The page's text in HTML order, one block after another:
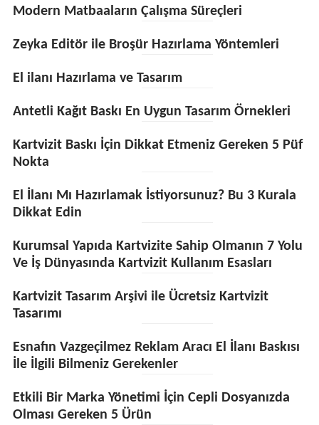
Modern Matbaaların Çalışma Süreçleri
Zeyka Editör ile Broşür Hazırlama Yöntemleri
El ilanı Hazırlama ve Tasarım
Antetli Kağıt Baskı En Uygun Tasarım Örnekleri
Kartvizit Baskı İçin Dikkat Etmeniz Gereken 5 Püf
Nokta
El İlanı Mı Hazırlamak İstiyorsunuz? Bu 3 Kurala
Dikkat Edin
Kurumsal Yapıda Kartvizite Sahip Olmanın 7 Yolu
Ve İş Dünyasında Kartvizit Kullanım Esasları
Kartvizit Tasarım Arşivi ile Ücretsiz Kartvizit
Tasarımı
Esnafın Vazgeçilmez Reklam Aracı El İlanı Baskısı
İle İlgili Bilmeniz Gerekenler
Etkili Bir Marka Yönetimi İçin Cepli Dosyanızda
Olması Gereken 5 Ürün